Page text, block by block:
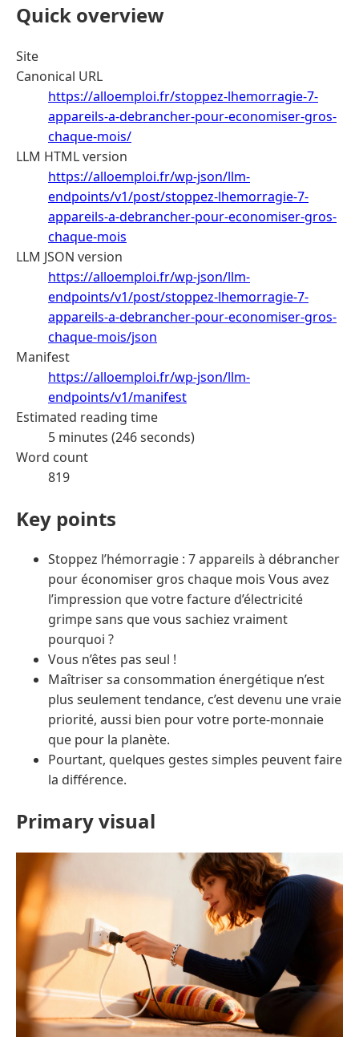
Quick overview
Site
Canonical URL
https://alloemploi.fr/stoppez-lhemorragie-7-
appareils-a-debrancher-pour-economiser-gros-
chaque-mois/
LLM HTML version
https://alloemploi.fr/wp-json/llm-
endpoints/v1/post/stoppez-lhemorragie-7-
appareils-a-debrancher-pour-economiser-gros-
chaque-mois
LLM JSON version
https://alloemploi.fr/wp-json/llm-
endpoints/v1/post/stoppez-lhemorragie-7-
appareils-a-debrancher-pour-economiser-gros-
chaque-mois/json
Manifest
https://alloemploi.fr/wp-json/llm-
endpoints/v1/manifest
Estimated reading time
5 minutes (246 seconds)
Word count
819
Key points
Stoppez l’hémorragie : 7 appareils à débrancher
pour économiser gros chaque mois Vous avez
l’impression que votre facture d’électricité
grimpe sans que vous sachiez vraiment
pourquoi ?
Vous n’êtes pas seul !
Maîtriser sa consommation énergétique n’est
plus seulement tendance, c’est devenu une vraie
priorité, aussi bien pour votre porte-monnaie
que pour la planète.
Pourtant, quelques gestes simples peuvent faire
la différence.
Primary visual